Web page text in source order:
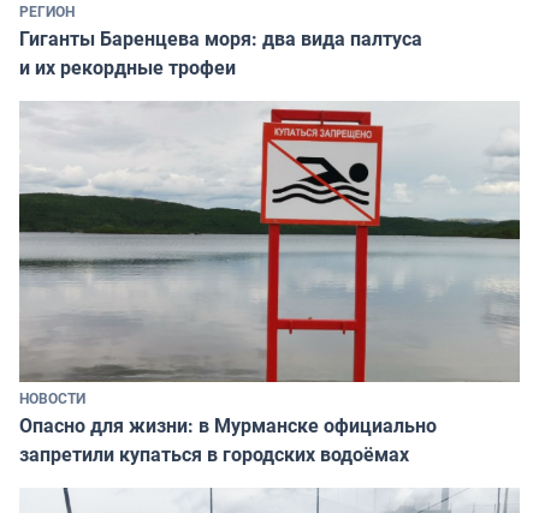
РЕГИОН
Гиганты Баренцева моря: два вида палтуса
и их рекордные трофеи
НОВОСТИ
Опасно для жизни: в Мурманске официально
запретили купаться в городских водоёмах